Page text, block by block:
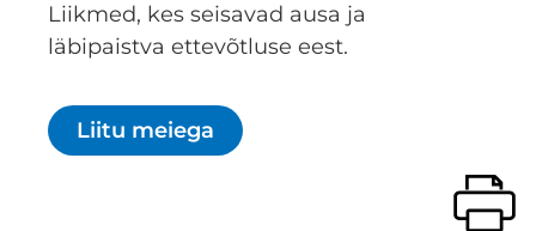
Liikmed, kes seisavad ausa ja
läbipaistva ettevõtluse eest.
Liitu meiega